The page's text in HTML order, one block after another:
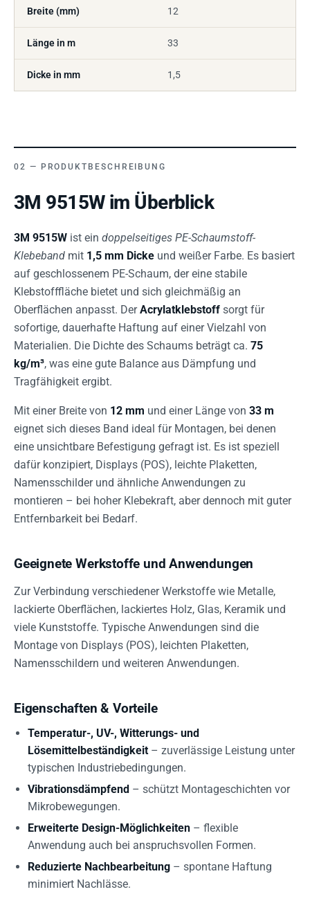
Breite (mm) 12
Länge in m 33
Dicke in mm 1,5
PRODUKTBESCHREIBUNG
3M 9515W im Überblick
3M 9515W ist ein doppelseitiges PE-Schaumstoff-
Klebeband mit 1,5 mm Dicke und weißer Farbe. Es basiert
auf geschlossenem PE-Schaum, der eine stabile
Klebstofffläche bietet und sich gleichmäßig an
Oberflächen anpasst. DerAcrylatklebstoff sorgt für
sofortige, dauerhafte Haftung auf einer Vielzahl von
Materialien. Die Dichte des Schaums beträgt ca. 75
kg/m³, was eine gute Balance aus Dämpfung und
Tragfähigkeit ergibt.
Mit einer Breite von 12 mm und einer Länge von 33 m
eignet sich dieses Band ideal für Montagen, bei denen
eine unsichtbare Befestigung gefragt ist. Es ist speziell
dafür konzipiert, Displays (POS), leichte Plaketten,
Namensschilder und ähnliche Anwendungen zu
montieren – bei hoher Klebekraft, aber dennoch mit guter
Entfernbarkeit bei Bedarf.
Geeignete Werkstoffe und Anwendungen
Zur Verbindung verschiedener Werkstoffe wie Metalle,
lackierte Oberflächen, lackiertes Holz, Glas, Keramik und
viele Kunststoffe. Typische Anwendungen sind die
Montage von Displays (POS), leichten Plaketten,
Namensschildern und weiteren Anwendungen.
Eigenschaften & Vorteile
Temperatur-, UV-, Witterungs- und
Lösemittelbeständigkeit – zuverlässige Leistung unter
typischen Industriebedingungen.
Vibrationsdämpfend – schützt Montageschichten vor
Mikrobewegungen.
Erweiterte Design-Möglichkeiten – flexible
Anwendung auch bei anspruchsvollen Formen.
Reduzierte Nachbearbeitung – spontane Haftung
minimiert Nachlässe.